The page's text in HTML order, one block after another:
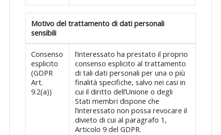
Motivo del trattamento di dati personali
sensibili
Consenso
esplicito
(GDPR
Art.
9.2(a))
l’interessato ha prestato il proprio
consenso esplicito al trattamento
di tali dati personali per una o più
finalità specifiche, salvo nei casi in
cui il diritto dell’Unione o degli
Stati membri dispone che
l’interessato non possa revocare il
divieto di cui al paragrafo 1,
Articolo 9 del GDPR.